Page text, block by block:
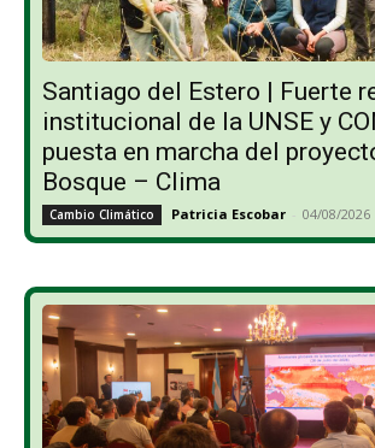
Santiago del Estero | Fuerte
institucional de la UNSE y
puesta en marcha del
Bosque – Clima
Cambio Climático Patricia Escobar - 04/08/2026